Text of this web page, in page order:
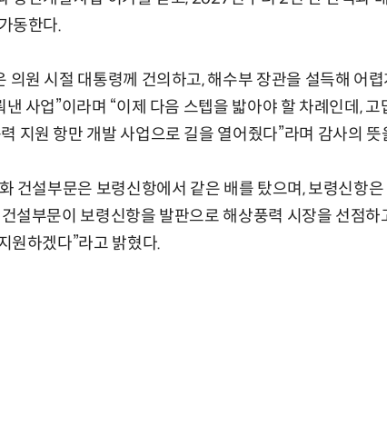
동한다.
의원 시절 대통령께 건의하고, 해수부 장관을 설득해 어
사업”이라며 “이제 다음 스텝을 밟아야 할 차례인데, 고
지원 항만 개발 사업으로 길을 열어줬다”라며 감사의 뜻
건설부문은 보령신항에서 같은 배를 탔으며, 보령신항
설부문이 보령신항을 발판으로 해상풍력 시장을 선점
원하겠다”라고 밝혔다.